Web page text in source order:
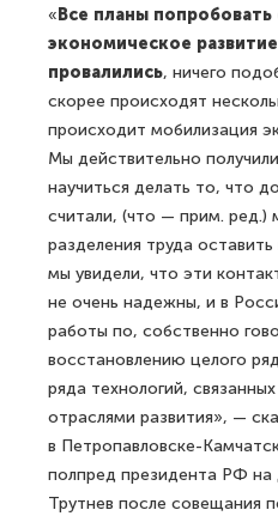
« Все планы
экономическое
провалились, ничего
скорее происходят
происходит мобилизация
Мы действительно
научиться делать то, что
считали, (что — прим.
разделения труда
мы увидели, что эти
не очень надежны, и в
работы по, собственно
восстановлению целого
ряда технологий,
отраслями развития», —
в Петропавловске-
полпред президента РФ
Трутнев после совещания